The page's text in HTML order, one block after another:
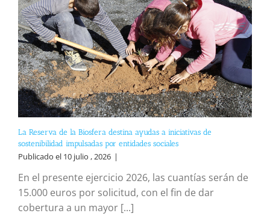
La Reserva de la Biosfera destina ayudas a iniciativas de
sostenibilidad impulsadas por entidades sociales
Publicado el 10 julio , 2026 |
En el presente ejercicio 2026, las cuantías serán de
15.000 euros por solicitud, con el fin de dar
cobertura a un mayor [...]